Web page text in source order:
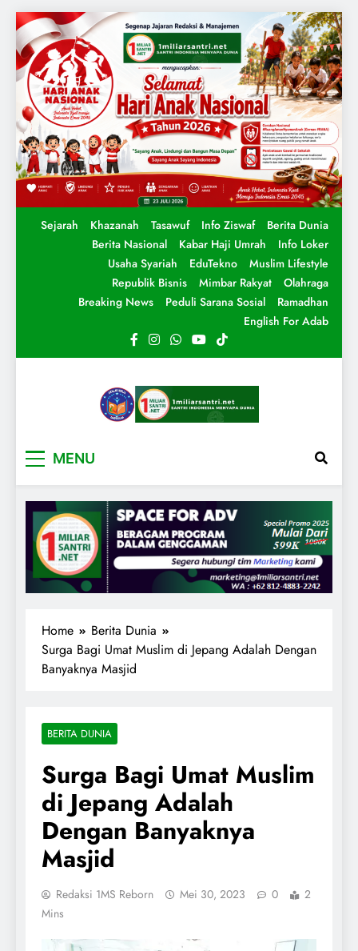
Sejarah Khazanah Tasawuf Info Ziswaf
Berita Dunia
Berita Nasional
Kabar Haji Umrah
Info Loker
Usaha Syariah
EduTekno
Muslim Lifestyle
Republik Bisnis
Mimbar Rakyat
Olahraga
Breaking News
Peduli Sarana Sosial
Ramadhan
English For Adab
MENU
Home
Berita Dunia
Surga Bagi Umat Muslim di Jepang Adalah Dengan
Banyaknya Masjid
BERITA DUNIA
Surga Bagi Umat Muslim
di Jepang Adalah
Dengan Banyaknya
Masjid
Redaksi 1MS Reborn Mei 30, 2023 0
2
Mins